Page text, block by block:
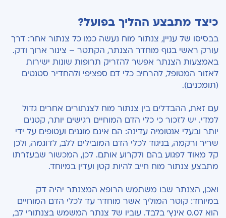
כיצד מתבצע ההליך בפועל?
בבסיסו של עניין, צנתור מוח נעשה כמו כל צנתור אחר: דרך
עורק ראשי בגוף מוחדר הצנתר, הקתטר – צינור ארוך ודק.
באמצעות הצנתר אפשר להזריק תרופות שונות ישירות
לאזור המטופל, להרחיב כלי דם ספציפי ולהחדיר סטנטים
(תומכנים).
עם זאת, ההבדלים בין צנתור מוח לצנתורים אחרים גדול
למדי. יש לזכור כי כלי הדם המוחיים רגישים יותר, קטנים
יותר ובעלי אנטומיה עדינה: הם אינם מוגנים ועטופים על ידי
שריר ורקמה, בניגוד לכלי הדם המובילים ללב, לדוגמה, ולכן
קל מאוד לפגוע בהם ולקרוע אותם. לכן, המכשור שבעזרתו
מתבצע צנתור מוח חייב להיות קטן ועדין במיוחד.
ואכן, הצנתר שבו משתמש הרופא המצנתר יהיה דק
במיוחד: קוטר המוליך אשר מוחדר עד לכלי הדם המוחיים
הוא 0.07 אינץ' בלבד. עוביו של צנתר המשמש בצנתורי לב,